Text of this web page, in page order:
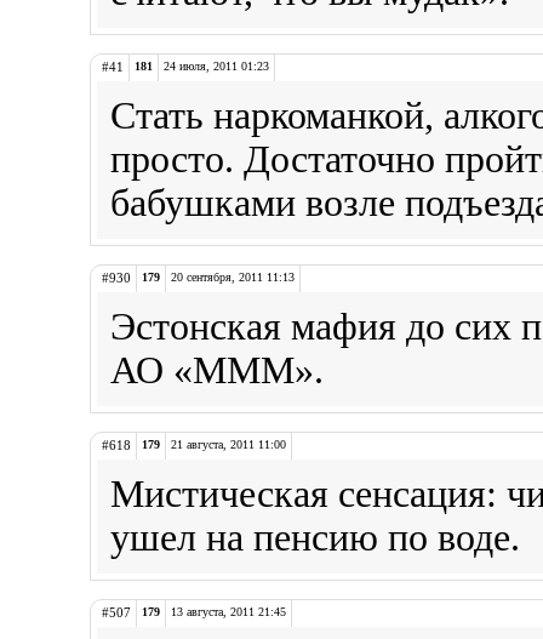
#41 181 24 июля, 2011 01:23
Стать наркоманкой,
просто. Достаточно
бабушками возле
#930 179 20 сентября, 2011 11:13
Эстонская мафия до сих
АО «МММ».
#618 179 21 августа, 2011 11:00
Мистическая сенсация:
ушел на пенсию по воде.
#507 179 13 августа, 2011 21:45